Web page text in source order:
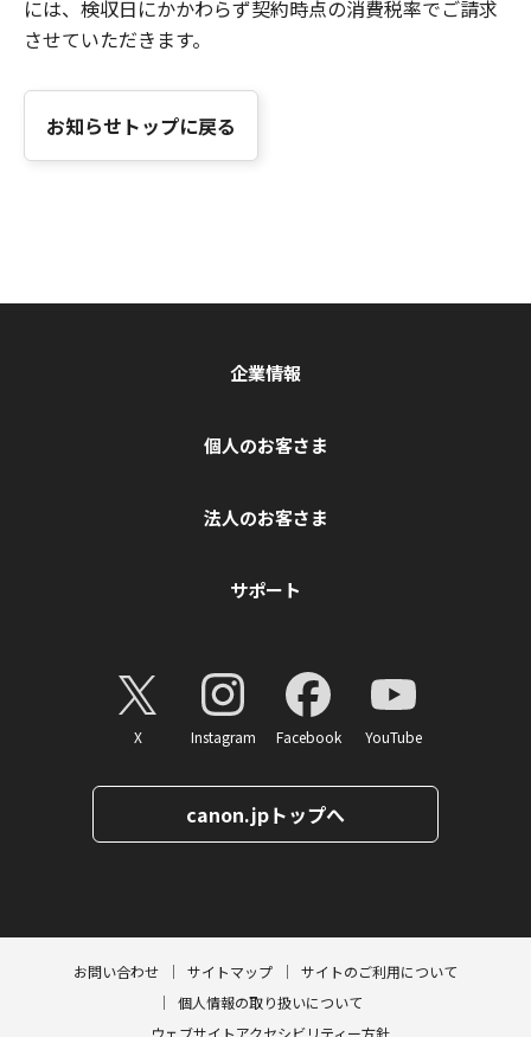
には、検収日にかかわらず契約時点の消費税率でご請求
させていただきます。
お知らせトップに戻る
企業情報
個人のお客さま
法人のお客さま
サポート
X Instagram Facebook YouTube
canon.jpトップへ
お問い合わせ サイトマップ
サイトのご利用について
個人情報の取り扱いについて
ウェブサイトアクセシビリティー方針